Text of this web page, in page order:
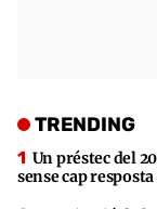
TRENDING
Un préstec del
sense cap